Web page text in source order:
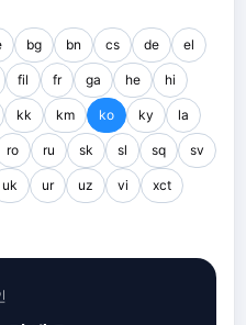
bg bn cs de el
fil fr ga he hi
kk km ko ky la
ro ru sk sl sq sv
uk ur uz vi xct